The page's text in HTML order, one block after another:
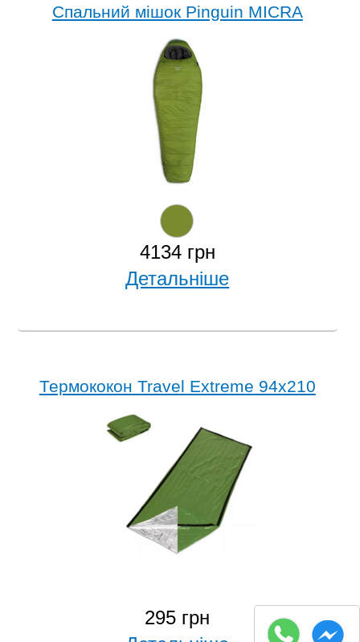
Спальний мішок Pinguin MICRA
4134 грн
Детальніше
Термококон Travel Extreme 94x210
295 грн